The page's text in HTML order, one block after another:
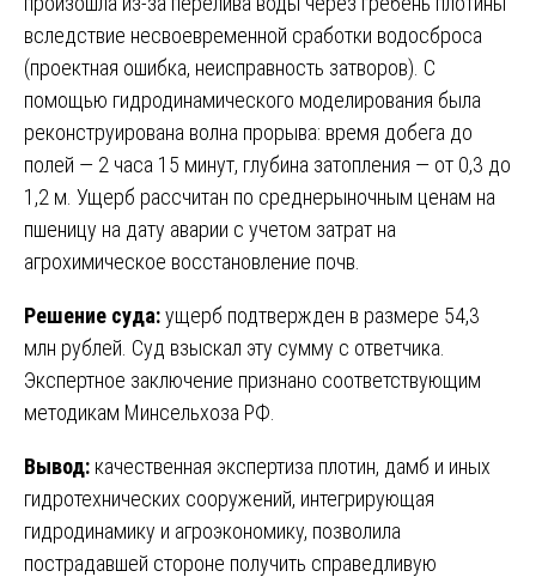
вследствие несвоевременной сработки водосброса
(проектная ошибка, неисправность затворов). С
помощью гидродинамического моделирования была
реконструирована волна прорыва: время добега до
полей — 2 часа 15 минут, глубина затопления — от 0,3 до
1,2 м. Ущерб рассчитан по среднерыночным ценам на
пшеницу на дату аварии с учетом затрат на
агрохимическое восстановление почв.
Решение суда:ущерб подтвержден в размере 54,3
млн рублей. Суд взыскал эту сумму с ответчика.
Экспертное заключение признано соответствующим
методикам Минсельхоза РФ.
Вывод: качественная экспертиза плотин, дамб и иных
гидротехнических сооружений, интегрирующая
гидродинамику и агроэкономику, позволила
пострадавшей стороне получить справедливую